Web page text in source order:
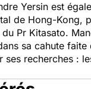
Yersin est
de Hong-Kong,
Pr Kitasato.
sa cahute
recherches :